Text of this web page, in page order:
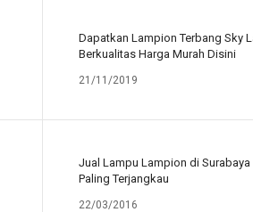
Dapatkan Lampion Terbang Sky
Berkualitas Harga Murah Disini
21/11/2019
Jual Lampu Lampion di Surabaya
Paling Terjangkau
22/03/2016